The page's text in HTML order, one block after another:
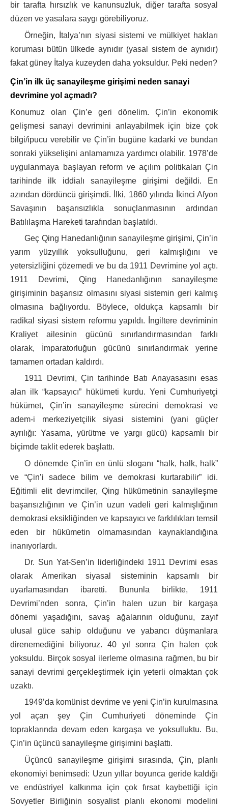
bir tarafta hırsızlık ve kanunsuzluk, diğer tarafta sosyal
düzen ve yasalara saygı görebiliyoruz.
Örneğin, İtalya’nın siyasi sistemi ve mülkiyet hakları
koruması bütün ülkede aynıdır (yasal sistem de aynıdır)
fakat güney İtalya kuzeyden daha yoksuldur. Peki neden?
Çin’in ilk üç sanayileşme girişimi neden sanayi
devrimine yol açmadı?
Konumuz olan Çin’e geri dönelim. Çin’in ekonomik
gelişmesi sanayi devrimini anlayabilmek için bize çok
bilgi/ipucu verebilir ve Çin’in bugüne kadarki ve bundan
sonraki yükselişini anlamamıza yardımcı olabilir. 1978’de
uygulanmaya başlayan reform ve açılım politikaları Çin
tarihinde ilk iddialı sanayileşme girişimi değildi. En
azından dördüncü girişimdi. İlki, 1860 yılında İkinci Afyon
Savaşının başarısızlıkla sonuçlanmasının ardından
Batılılaşma Hareketi tarafından başlatıldı.
Geç Qing Hanedanlığının sanayileşme girişimi, Çin’in
yarım yüzyıllık yoksulluğunu, geri kalmışlığını ve
yetersizliğini çözemedi ve bu da 1911 Devrimine yol açtı.
1911 Devrimi, Qing Hanedanlığının sanayileşme
girişiminin başarısız olmasını siyasi sistemin geri kalmış
olmasına bağlıyordu. Böylece, oldukça kapsamlı bir
radikal siyasi sistem reformu yapıldı. İngiltere devriminin
Kraliyet ailesinin gücünü sınırlandırmasından farklı
olarak, İmparatorluğun gücünü sınırlandırmak yerine
tamamen ortadan kaldırdı.
1911 Devrimi, Çin tarihinde Batı Anayasasını esas
alan ilk “kapsayıcı” hükümeti kurdu. Yeni Cumhuriyetçi
hükümet, Çin’in sanayileşme sürecini demokrasi ve
adem-i merkeziyetçilik siyasi sistemini (yani güçler
ayrılığı: Yasama, yürütme ve yargı gücü) kapsamlı bir
biçimde taklit ederek başlattı.
O dönemde Çin’in en ünlü sloganı “halk, halk, halk”
ve “Çin’i sadece bilim ve demokrasi kurtarabilir” idi.
Eğitimli elit devrimciler, Qing hükümetinin sanayileşme
başarısızlığının ve Çin’in uzun vadeli geri kalmışlığının
demokrasi eksikliğinden ve kapsayıcı ve farklılıkları temsil
eden bir hükümetin olmamasından kaynaklandığına
inanıyorlardı.
Dr. Sun Yat-Sen’in liderliğindeki 1911 Devrimi esas
olarak Amerikan siyasal sisteminin kapsamlı bir
uyarlamasından ibaretti. Bununla birlikte, 1911
Devrimi’nden sonra, Çin’in halen uzun bir kargaşa
dönemi yaşadığını, savaş ağalarının olduğunu, zayıf
ulusal güce sahip olduğunu ve yabancı düşmanlara
direnemediğini biliyoruz. 40 yıl sonra Çin halen çok
yoksuldu. Birçok sosyal ilerleme olmasına rağmen, bu bir
sanayi devrimi gerçekleştirmek için yeterli olmaktan çok
uzaktı.
1949’da komünist devrime ve yeni Çin’in kurulmasına
yol açan şey Çin Cumhuriyeti döneminde Çin
topraklarında devam eden kargaşa ve yoksulluktu. Bu,
Çin’in üçüncü sanayileşme girişimini başlattı.
Üçüncü sanayileşme girişimi sırasında, Çin, planlı
ekonomiyi benimsedi: Uzun yıllar boyunca geride kaldığı
ve endüstriyel kalkınma için çok fırsat kaybettiği için
Sovyetler Birliğinin sosyalist planlı ekonomi modelini